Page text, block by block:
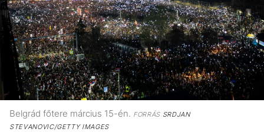
Belgrád főtere március 15-én. FORRÁSSRDJAN
STEVANOVIC/GETTY IMAGES